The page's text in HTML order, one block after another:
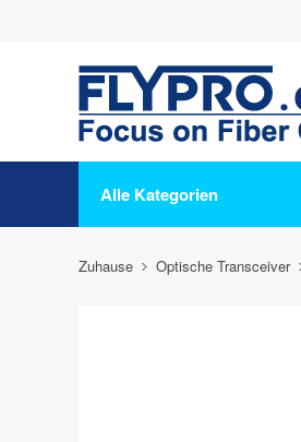
Alle Kategorien
Zuhause Optische Transceiver